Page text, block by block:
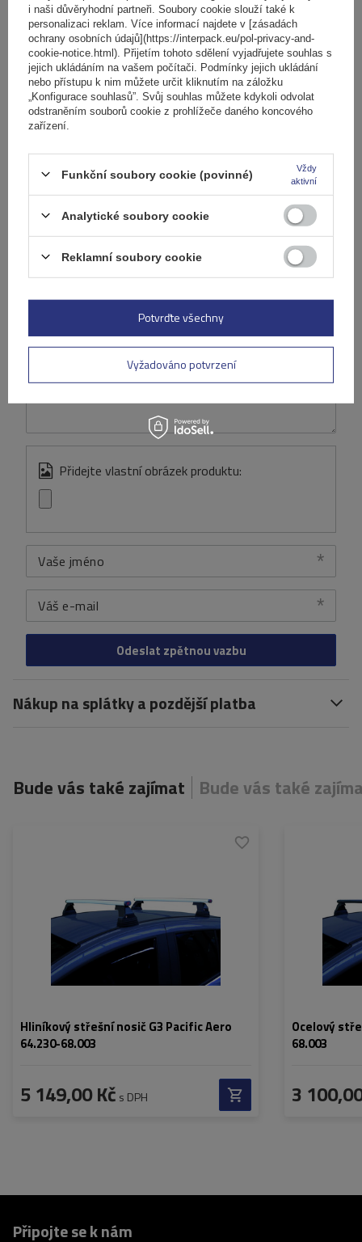
Výrobek je vhodný pro automobily
Dodávka
Recenze(0)
Napište svoji recenzi
Obsah vašeho názoru
Přidejte vlastní obrázek produktu:
Vaše jméno
Váš e-mail
Odeslat zpětnou vazbu
Nákup na splátky a pozdější platba
Bude vás také zajímat Bude vás také
Hliníkový střešní nosič G3 Pacific Aero
64.230-68.003
5 149,00 Kč s DPH
Ocelový
68.003
3
Připojte se k nám
i naši důvěryhodní partneři. Soubory cookie slouží také k
personalizaci reklam. Více informací najdete v [zásadách
ochrany osobních údajů](https://interpack.eu/pol-privacy-and-
cookie-notice.html). Přijetím tohoto sdělení vyjadřujete souhlas s
jejich ukládáním na vašem počítači. Podmínky jejich ukládání
nebo přístupu k nim můžete určit kliknutím na záložku
„Konfigurace souhlasů”. Svůj souhlas můžete kdykoli odvolat
odstraněním souborů cookie z prohlížeče daného koncového
zařízení.
Funkční soubory cookie (povinné)
Vždy
aktivní
Analytické soubory cookie
Reklamní soubory cookie
Vyžadováno potvrzení
Potvrďte všechny